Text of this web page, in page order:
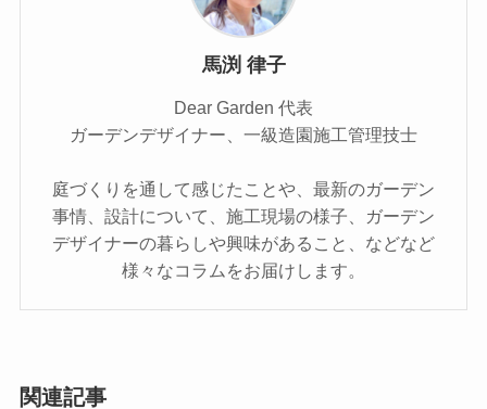
馬渕 律子
Dear Garden 代表
ガーデンデザイナー、一級造園施工管理技士
庭づくりを通して感じたことや、最新のガーデン
事情、設計について、施工現場の様子、ガーデン
デザイナーの暮らしや興味があること、などなど
様々なコラムをお届けします。
関連記事